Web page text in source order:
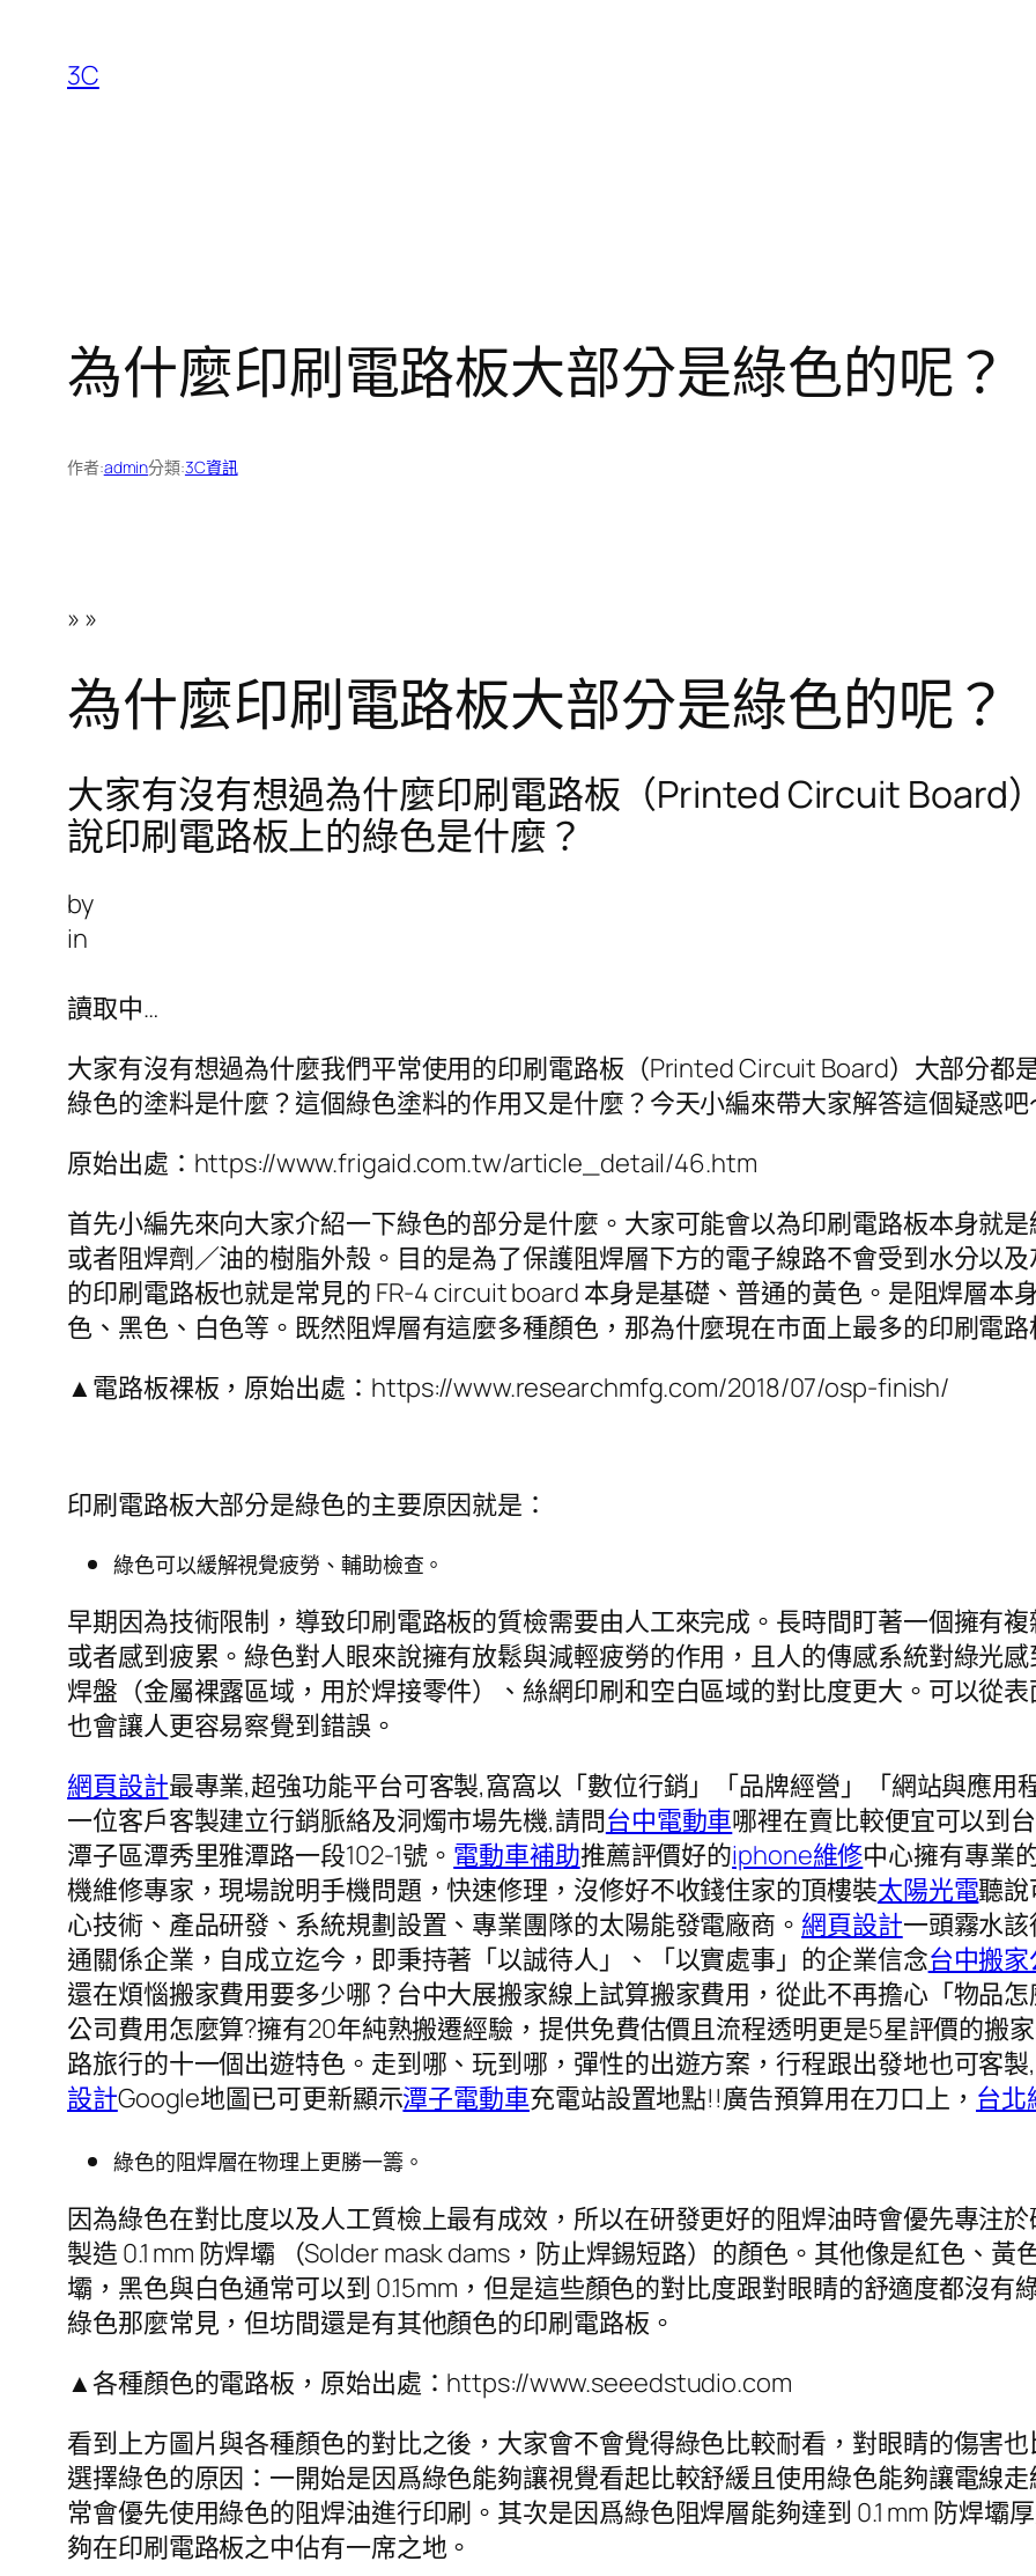
3C
為什麼印刷電路板大部分是綠色的呢？
作者:admin分類:3C資訊
» »
為什麼印刷電路板大部分是綠色的呢？
大家有沒有想過為什麼印刷電路板（Printed Circuit Board
說印刷電路板上的綠色是什麼？
by
in
讀取中…
大家有沒有想過為什麼我們平常使用的印刷電路板（Printed Circuit Board）大部分都
綠色的塗料是什麼？這個綠色塗料的作用又是什麼？今天小編來帶大家解答這個疑惑吧
原始出處：https://www.frigaid.com.tw/article_detail/46.htm
首先小編先來向大家介紹一下綠色的部分是什麼。大家可能會以為印刷電路板本身就
或者阻焊劑／油的樹脂外殼。目的是為了保護阻焊層下方的電子線路不會受到水分以
的印刷電路板也就是常見的 FR-4 circuit board 本身是基礎、普通的黃色。是阻焊層本
色、黑色、白色等。既然阻焊層有這麼多種顏色，那為什麼現在市面上最多的印刷電
▲電路板裸板，原始出處：https://www.researchmfg.com/2018/07/osp-finish/
印刷電路板大部分是綠色的主要原因就是：
綠色可以緩解視覺疲勞、輔助檢查。
早期因為技術限制，導致印刷電路板的質檢需要由人工來完成。長時間盯著一個擁有
或者感到疲累。綠色對人眼來說擁有放鬆與減輕疲勞的作用，且人的傳感系統對綠光
焊盤（金屬裸露區域，用於焊接零件）、絲網印刷和空白區域的對比度更大。可以從
也會讓人更容易察覺到錯誤。
網頁設計最專業,超強功能平台可客製,窩窩以「數位行銷」「品牌經營」「網站與應用
一位客戶客製建立行銷脈絡及洞燭市場先機,請問台中電動車哪裡在賣比較便宜可以到
潭子區潭秀里雅潭路一段102-1號。 電動車補助推薦評價好的iphone維修中心擁有專業
機維修專家，現場說明手機問題，快速修理，沒修好不收錢住家的頂樓裝太陽光電聽
心技術、產品研發、系統規劃設置、專業團隊的太陽能發電廠商。 網頁設計一頭霧水
通關係企業，自成立迄今，即秉持著「以誠待人」、「以實處事」的企業信念台中搬
還在煩惱搬家費用要多少哪？台中大展搬家線上試算搬家費用，從此不再擔心「物品
公司費用怎麼算?擁有20年純熟搬遷經驗，提供免費估價且流程透明更是5星評價的搬
路旅行的十一個出遊特色。走到哪、玩到哪，彈性的出遊方案，行程跟出發地也可客
設計Google地圖已可更新顯示潭子電動車充電站設置地點!!廣告預算用在刀口上， 台北
綠色的阻焊層在物理上更勝一籌。
因為綠色在對比度以及人工質檢上最有成效，所以在研發更好的阻焊油時會優先專注
製造 0.1 mm 防焊壩 （Solder mask dams，防止焊錫短路）的顏色。其他像是紅色、黃
壩，黑色與白色通常可以到 0.15mm，但是這些顏色的對比度跟對眼睛的舒適度都沒
綠色那麼常見，但坊間還是有其他顏色的印刷電路板。
▲各種顏色的電路板，原始出處：https://www.seeedstudio.com
看到上方圖片與各種顏色的對比之後，大家會不會覺得綠色比較耐看，對眼睛的傷害
選擇綠色的原因：一開始是因爲綠色能夠讓視覺看起比較舒緩且使用綠色能夠讓電線
常會優先使用綠色的阻焊油進行印刷。其次是因爲綠色阻焊層能夠達到 0.1 mm 防焊壩
夠在印刷電路板之中佔有一席之地。